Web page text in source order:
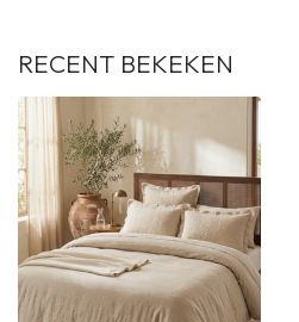
RECENT BEKEKEN